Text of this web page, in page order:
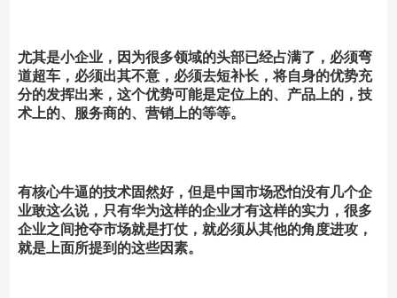
尤其是小企业，因为很多领域的头部已经占满了，必须弯
道超车，必须出其不意，必须去短补长，将自身的优势充
分的发挥出来，这个优势可能是定位上的、产品上的，技
术上的、服务商的、营销上的等等。
有核心牛逼的技术固然好，但是中国市场恐怕没有几个企
业敢这么说，只有华为这样的企业才有这样的实力，很多
企业之间抢夺市场就是打仗，就必须从其他的角度进攻，
就是上面所提到的这些因素。